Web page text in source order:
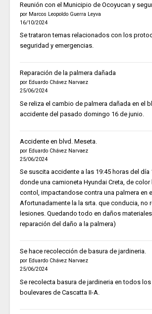
Reunión con el Municipio de Ocoyucan y
por Marcos Leopoldo Guerra Leyva
16/10/2024
Se trataron temas relacionados con los
seguridad y emergencias.
Reparación de la palmera dañada
por Eduardo Chávez Narvaez
25/06/2024
Se reliza el cambio de palmera dañada en el
accidente del pasado domingo 16 de junio.
Accidente en blvd. Meseta.
por Eduardo Chávez Narvaez
25/06/2024
Se suscita accidente a las 19:45 horas del día
donde una camioneta Hyundai Creta, de color
contol, impactandose contra una palmera en
Afortunadamente la la srta. que conducia, no
lesiones. Quedando todo en daños
reparación del daño a la palmera)
Se hace recolección de basura de jardineria.
por Eduardo Chávez Narvaez
25/06/2024
Se recolecta basura de jardineria en todos
boulevares de Cascatta II-A.